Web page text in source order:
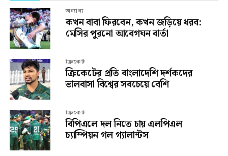
অন্যান্য
কখন বাবা ফিরবেন, কখন জড়িয়ে ধরব:
মেসির পুরনো আবেগঘন বার্তা
ক্রিকেট
ক্রিকেটের প্রতি বাংলাদেশি দর্শকদের
ভালবাসা বিশ্বের সবচেয়ে বেশি
ক্রিকেট
বিপিএলে দল নিতে চায় এলপিএল
চ্যাম্পিয়ন গল গ্যালান্টস